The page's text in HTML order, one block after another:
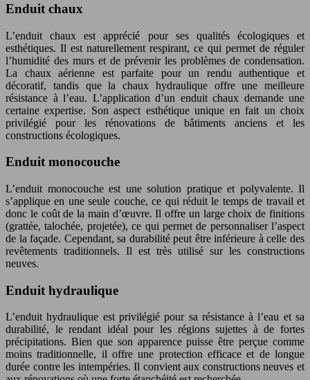
Enduit chaux
L’enduit chaux est apprécié pour ses qualités écologiques et
esthétiques. Il est naturellement respirant, ce qui permet de réguler
l’humidité des murs et de prévenir les problèmes de condensation.
La chaux aérienne est parfaite pour un rendu authentique et
décoratif, tandis que la chaux hydraulique offre une meilleure
résistance à l’eau. L’application d’un enduit chaux demande une
certaine expertise. Son aspect esthétique unique en fait un choix
privilégié pour les rénovations de bâtiments anciens et les
constructions écologiques.
Enduit monocouche
L’enduit monocouche est une solution pratique et polyvalente. Il
s’applique en une seule couche, ce qui réduit le temps de travail et
donc le coût de la main d’œuvre. Il offre un large choix de finitions
(grattée, talochée, projetée), ce qui permet de personnaliser l’aspect
de la façade. Cependant, sa durabilité peut être inférieure à celle des
revêtements traditionnels. Il est très utilisé sur les constructions
neuves.
Enduit hydraulique
L’enduit hydraulique est privilégié pour sa résistance à l’eau et sa
durabilité, le rendant idéal pour les régions sujettes à de fortes
précipitations. Bien que son apparence puisse être perçue comme
moins traditionnelle, il offre une protection efficace et de longue
durée contre les intempéries. Il convient aux constructions neuves et